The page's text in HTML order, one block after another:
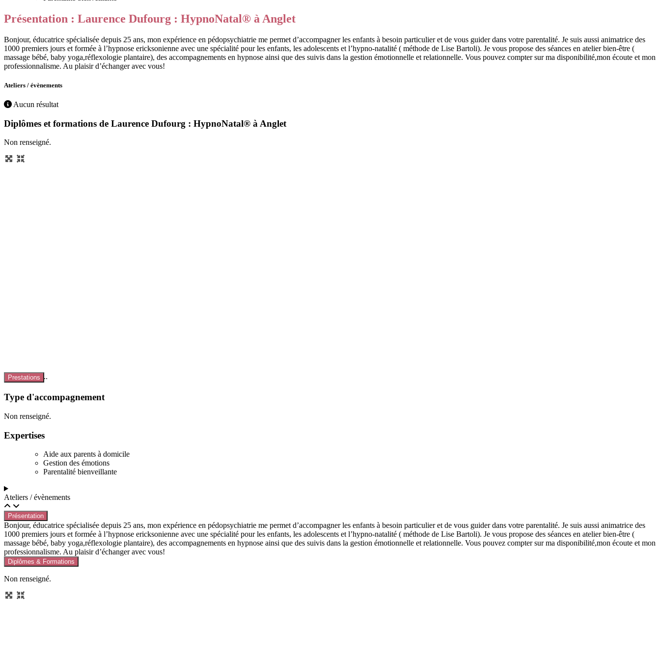
Présentation : Laurence Dufourg : HypnoNatal® à Anglet
Bonjour, éducatrice spécialisée depuis 25 ans, mon expérience en pédopsychiatrie me permet d’accompagner les enfants à besoin particulier et de vous guider dans votre parentalité. Je suis aussi animatrice des
1000 premiers jours et formée à l’hypnose ericksonienne avec une spécialité pour les enfants, les adolescents et l’hypno-natalité ( méthode de Lise Bartoli). Je vous propose des séances en atelier bien-être (
massage bébé, baby yoga,réflexologie plantaire), des accompagnements en hypnose ainsi que des suivis dans la gestion émotionnelle et relationnelle. Vous pouvez compter sur ma disponibilité,mon écoute et mon
professionnalisme. Au plaisir d’échanger avec vous!
Ateliers / évènements
Aucun résultat
Diplômes et formations de Laurence Dufourg : HypnoNatal® à Anglet
Non renseigné.
Chargement...
Prestations
Type d'accompagnement
Non renseigné.
Expertises
Aide aux parents à domicile
Gestion des émotions
Parentalité bienveillante
Ateliers / évènements
Présentation
Bonjour, éducatrice spécialisée depuis 25 ans, mon expérience en pédopsychiatrie me permet d’accompagner les enfants à besoin particulier et de vous guider dans votre parentalité. Je suis aussi animatrice des
1000 premiers jours et formée à l’hypnose ericksonienne avec une spécialité pour les enfants, les adolescents et l’hypno-natalité ( méthode de Lise Bartoli). Je vous propose des séances en atelier bien-être (
massage bébé, baby yoga,réflexologie plantaire), des accompagnements en hypnose ainsi que des suivis dans la gestion émotionnelle et relationnelle. Vous pouvez compter sur ma disponibilité,mon écoute et mon
professionnalisme. Au plaisir d’échanger avec vous!
Diplômes & Formations
Non renseigné.